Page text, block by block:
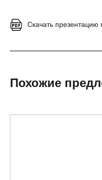
Скачать презентацию
Похожие